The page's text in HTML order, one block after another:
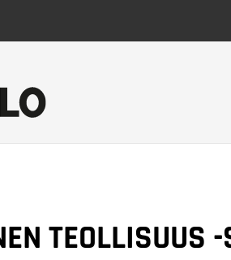
TEOLLISUUS